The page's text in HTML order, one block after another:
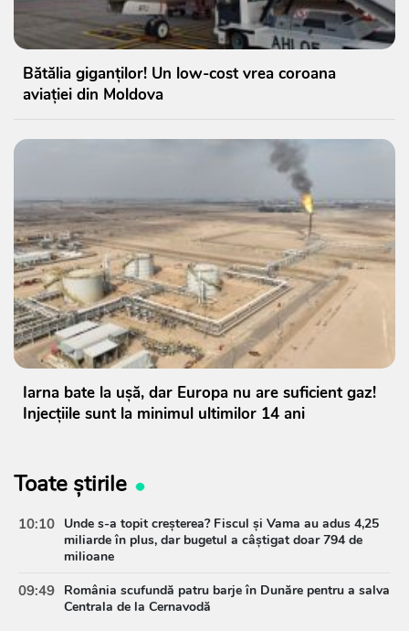
Bătălia giganților! Un low-cost vrea coroana
aviației din Moldova
Iarna bate la ușă, dar Europa nu are suficient gaz!
Injecțiile sunt la minimul ultimilor 14 ani
Toate știrile
10:10 Unde s-a topit creșterea? Fiscul și Vama au adus 4,25
miliarde în plus, dar bugetul a câștigat doar 794 de
milioane
09:49 România scufundă patru barje în Dunăre pentru a salva
Centrala de la Cernavodă